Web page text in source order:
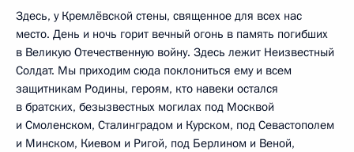
Здесь, у Кремлёвской стены, священное для всех нас
место. День и ночь горит вечный огонь в память погибших
в Великую Отечественную войну. Здесь лежит Неизвестный
Солдат. Мы приходим сюда поклониться ему и всем
защитникам Родины, героям, кто навеки остался
в братских, безызвестных могилах под Москвой
и Смоленском, Сталинградом и Курском, под Севастополем
и Минском, Киевом и Ригой, под Берлином и Веной,